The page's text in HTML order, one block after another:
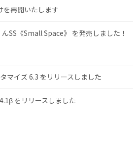
を再開いたします
SS《Small Space》 を発売しました！
マイズ 6.3 をリリースしました
をリリースしました